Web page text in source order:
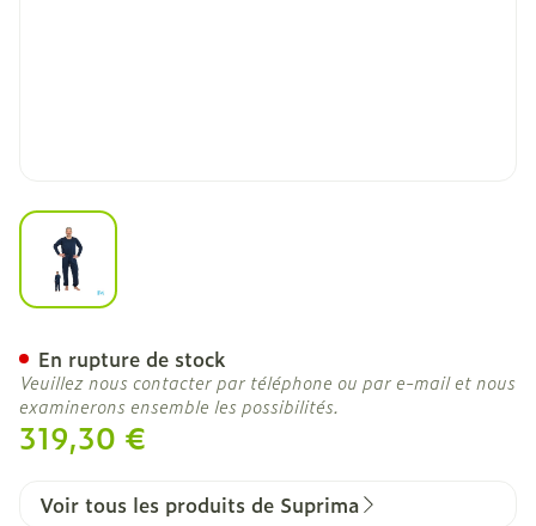
View larger image
319,30 €
En rupture de stock
Veuillez nous contacter par téléphone ou par e-mail et nous
examinerons ensemble les possibilités.
Voir tous les produits de Suprima